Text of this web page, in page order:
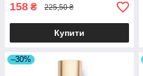
158 ₴ 225,50 ₴
Купити
–30%